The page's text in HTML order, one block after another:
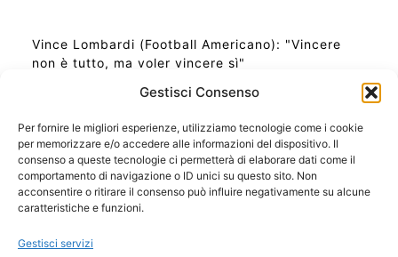
Gestisci Consenso
Per fornire le migliori esperienze, utilizziamo tecnologie come i cookie
per memorizzare e/o accedere alle informazioni del dispositivo. Il
consenso a queste tecnologie ci permetterà di elaborare dati come il
comportamento di navigazione o ID unici su questo sito. Non
acconsentire o ritirare il consenso può influire negativamente su alcune
caratteristiche e funzioni.
Gestisci servizi
Vince Lombardi (Football Americano): "Vincere
non è tutto, ma voler vincere sì"
Ora Esatta in Italia in questo momento
Ti Senti Strano Ultimamente? Potrebbe Essere per
la Risonanza di Schumann
Come Sapere Se Stai Ascendendo alla Quinta